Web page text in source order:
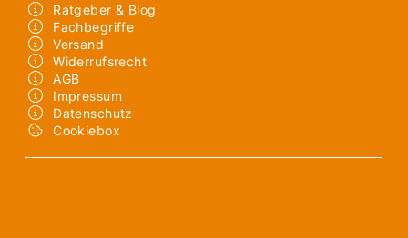
Ratgeber & Blog
Fachbegriffe
Versand
Widerrufsrecht
AGB
Impressum
Datenschutz
Cookiebox